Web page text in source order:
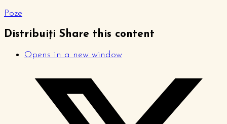
Poze
Distribuiți Share this content
Opens in a new window